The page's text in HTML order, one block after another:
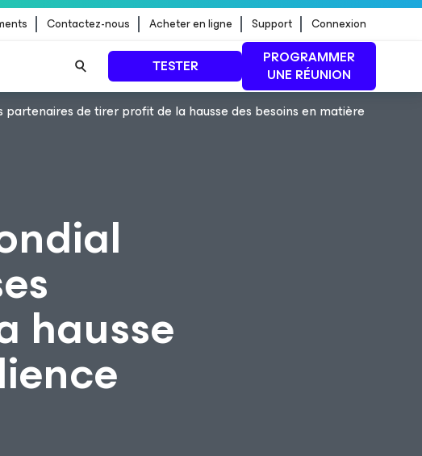
Contactez-nous Acheter en ligne Support Connexion
TESTER
PROGRAMMER
UNE RÉUNION
à jour de
de tirer profit de la hausse des besoins en matière
hausse